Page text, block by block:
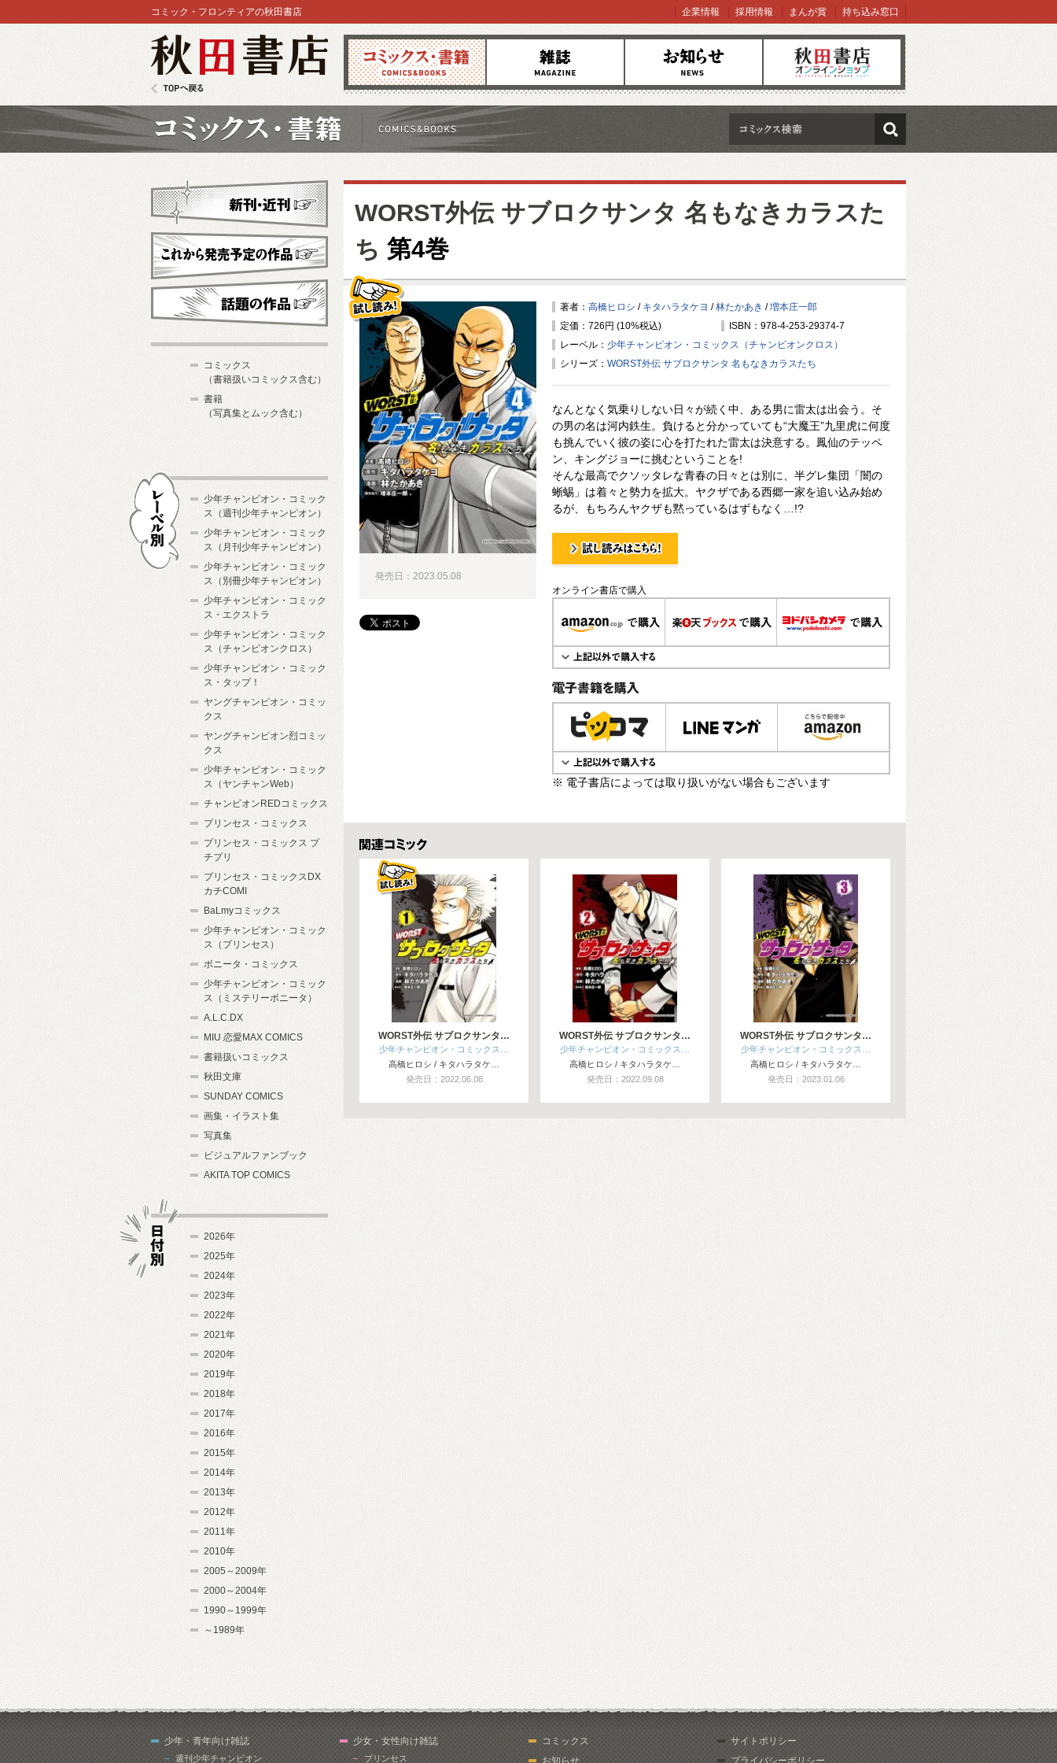
コミックス 雑誌 お知らせ オンラインショップ
コミック・フロンティアの秋田書店 企業情報 採用情報 まんが賞 持ち込み窓口
検索
WORST外伝 サブロクサンタ 名もなきカラスた
ち 第4巻
著者： 高橋ヒロシ / キタハラタケヨ /林たかあき /増本庄一郎
定価：726円 (10%税込)
ISBN：978-4-253-29374-7
レーベル： 少年チャンピオン・コミックス（チャンピオンクロス）
シリーズ： WORST外伝 サブロクサンタ 名もなきカラスたち
なんとなく気乗りしない日々が続く中、ある男に雷太は出会う。そ
の男の名は河内鉄生。負けると分かっていても“大魔王”九里虎に何度
も挑んでいく彼の姿に心を打たれた雷太は決意する。鳳仙のテッペ
ン、キングジョーに挑むということを!
そんな最高でクソッタレな青春の日々とは別に、半グレ集団「闇の
蜥蜴」は着々と勢力を拡大。ヤクザである西郷一家を追い込み始め
るが、もちろんヤクザも黙っているはずもなく…!?
試し読み！
オンライン書店で購入
電子書籍で購入
※ 電子書店によっては取り扱いがない場合もございます
発売日：2023.05.08
関連コミックス
WORST外伝 サブロクサンタ…
少年チャンピオン・コミックス…
高橋ヒロシ / キタハラタケ…
発売日：2022.06.08
WORST外伝 サブロクサンタ…
少年チャンピオン・コミックス…
高橋ヒロシ / キタハラタケ…
発売日：2022.09.08
WORST外伝 サブロクサンタ…
少年チャンピオン・コミックス…
高橋ヒロシ / キタハラタケ…
発売日：2023.01.06
新刊・近刊
これから発売予定
コミックス
（書籍扱いコミックス含む）
書籍
（写真集とムック含む）
少年チャンピオン・コミック
ス（週刊少年チャンピオン）
少年チャンピオン・コミック
ス（月刊少年チャンピオン）
少年チャンピオン・コミック
ス（別冊少年チャンピオン）
少年チャンピオン・コミック
ス・エクストラ
少年チャンピオン・コミック
ス（チャンピオンクロス）
少年チャンピオン・コミック
ス・タップ！
ヤングチャンピオン・コミッ
クス
ヤングチャンピオン烈コミッ
クス
少年チャンピオン・コミック
ス（ヤンチャンWeb）
チャンピオンREDコミックス
プリンセス・コミックス
プリンセス・コミックス プ
チプリ
プリンセス・コミックスDX
カチCOMI
BaLmyコミックス
少年チャンピオン・コミック
ス（プリンセス）
ボニータ・コミックス
少年チャンピオン・コミック
ス（ミステリーボニータ）
A.L.C.DX
MIU 恋愛MAX COMICS
書籍扱いコミックス
秋田文庫
SUNDAY COMICS
画集・イラスト集
写真集
ビジュアルファンブック
AKITA TOP COMICS
2026年
2025年
2024年
2023年
2022年
2021年
2020年
2019年
2018年
2017年
2016年
2015年
2014年
2013年
2012年
2011年
2010年
2005～2009年
2000～2004年
1990～1999年
～1989年
少年・青年向け雑誌
週刊少年チャンピオン
少女・女性向け雑誌
プリンセス
コミックス
お知らせ
サイトポリシー
プライバシーポリシー